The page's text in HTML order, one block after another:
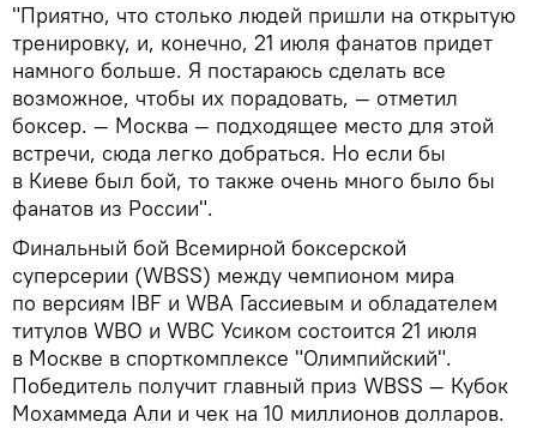
"Приятно, что столько людей пришли на открытую
тренировку, и, конечно, 21 июля фанатов придет
намного больше. Я постараюсь сделать все
возможное, чтобы их порадовать, — отметил
боксер. — Москва — подходящее место для этой
встречи, сюда легко добраться. Но если бы
в Киеве был бой, то также очень много было бы
фанатов из России".
Финальный бой Всемирной боксерской
суперсерии (WBSS) между чемпионом мира
по версиям IBF и WBA Гассиевым и обладателем
титулов WBO и WBC Усиком состоится 21 июля
в Москве в спорткомплексе "Олимпийский".
Победитель получит главный приз WBSS — Кубок
Мохаммеда Али и чек на 10 миллионов долларов.